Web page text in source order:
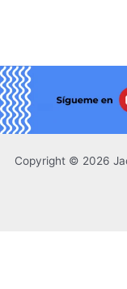
Copyright © 2026